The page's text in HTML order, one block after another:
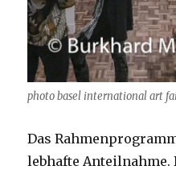
photo basel international art
Das
lebhafte